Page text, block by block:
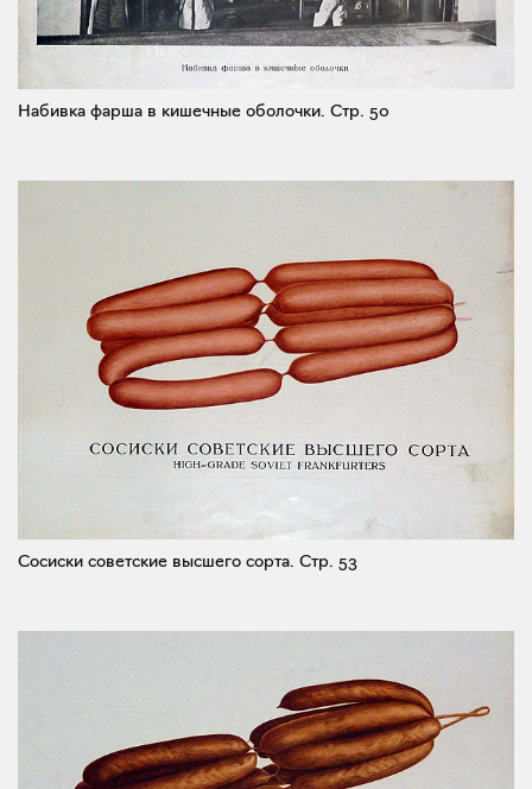
Набивка фарша в кишечные оболочки. Стр. 50
Сосиски советские высшего сорта. Стр. 53